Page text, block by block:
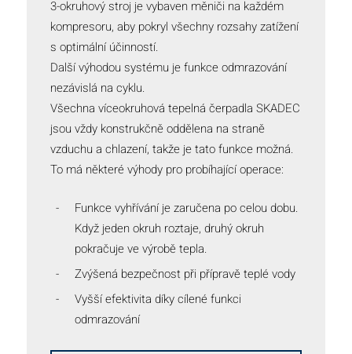
3-okruhový stroj je vybaven měniči na každém
kompresoru, aby pokryl všechny rozsahy zatížení
s optimální účinností.
Další výhodou systému je funkce odmrazování
nezávislá na cyklu.
Všechna víceokruhová tepelná čerpadla SKADEC
jsou vždy konstrukčně oddělena na straně
vzduchu a chlazení, takže je tato funkce možná.
To má některé výhody pro probíhající operace:
Funkce vyhřívání je zaručena po celou dobu.
Když jeden okruh roztaje, druhý okruh
pokračuje ve výrobě tepla.
Zvýšená bezpečnost při přípravě teplé vody
Vyšší efektivita díky cílené funkci
odmrazování